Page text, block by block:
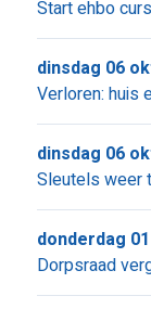
Start ehbo
Verloren: huis
dinsdag 06
Sleutels weer
dinsdag 06
Dorpsraad
donderdag